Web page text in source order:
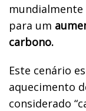
para um
carbono.
Este cenário
aquecimento
considerado